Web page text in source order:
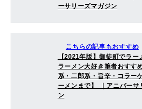
ーサリーズマガジン
こちらの記事もおすすめ
【2021年版】御徒町でラー
ラーメン大好き筆者おすす
系・二郎系・旨辛・コラー
ーメンまで】 ｜アニバーサ
ン